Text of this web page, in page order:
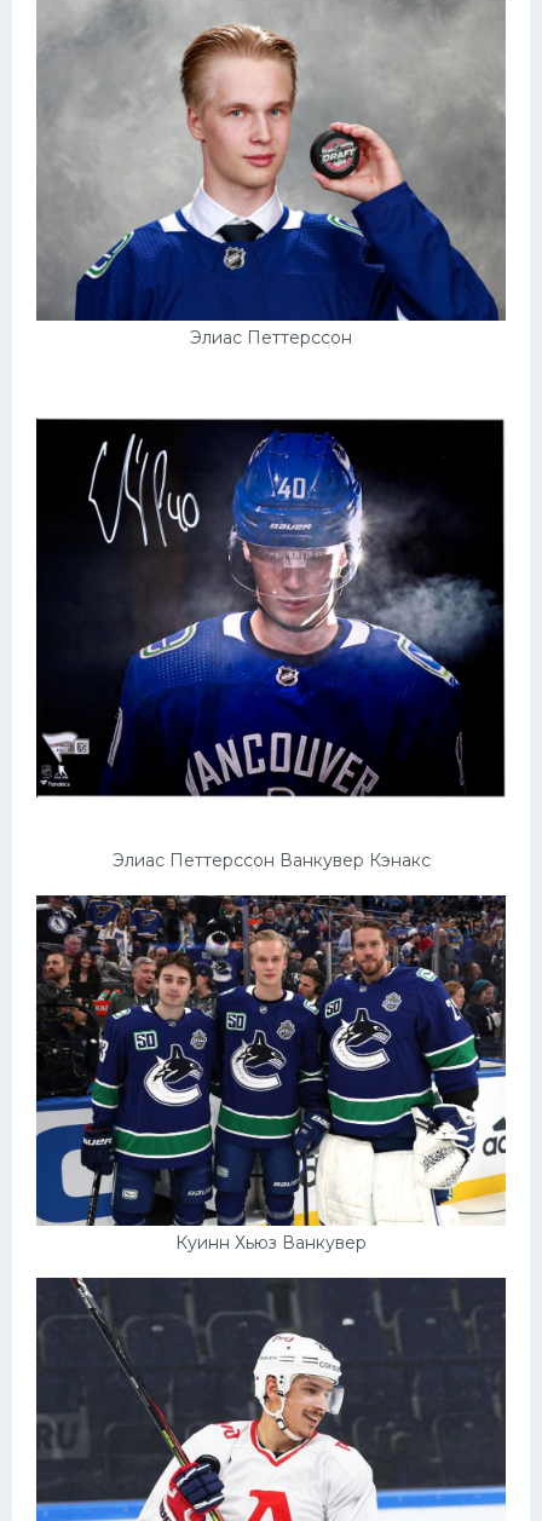
Элиас Петтерссон
Элиас Петтерссон Ванкувер Кэнакс
Куинн Хьюз Ванкувер